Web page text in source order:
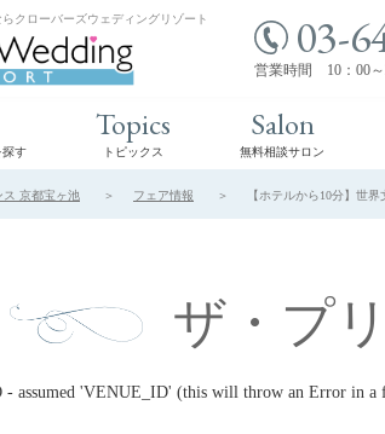
クローバーズウェディングリゾート 03-
営業時間 10：00～
探す
Topics
トピックス
Salon
無料相談サロン
ス 京都宝ヶ池 フェア情報 【ホテルから10分】世
ザ・プ
- assumed 'VENUE_ID' (this will throw an Error in a